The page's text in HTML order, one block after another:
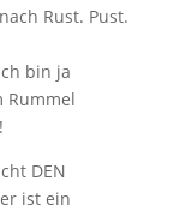
Rust. Pust.
bin ja
Rummel
DEN
ist ein